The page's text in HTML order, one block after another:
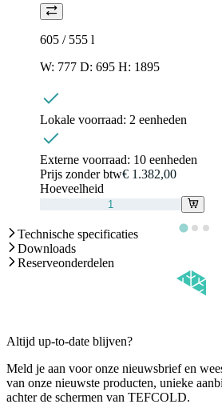
605 / 555 l
W: 777 D: 695 H: 1895
Lokale voorraad: 2 eenheden
Externe voorraad: 10 eenheden
Prijs zonder btw€ 1.382,00
Hoeveelheid
Technische specificaties
Downloads
Reserveonderdelen
Altijd up-to-date blijven?
Meld je aan voor onze nieuwsbrief en
van onze nieuwste producten, unieke
achter de schermen van TEFCOLD.